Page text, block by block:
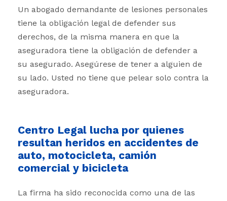
Un abogado demandante de lesiones personales
tiene la obligación legal de defender sus
derechos, de la misma manera en que la
aseguradora tiene la obligación de defender a
su asegurado. Asegúrese de tener a alguien de
su lado. Usted no tiene que pelear solo contra la
aseguradora.
Centro Legal lucha por quienes
resultan heridos en accidentes de
auto, motocicleta, camión
comercial y bicicleta
La firma ha sido reconocida como una de las